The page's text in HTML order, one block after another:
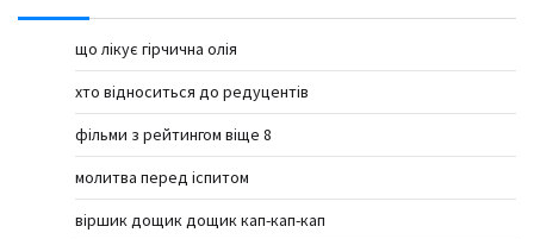
що лікує гірчична олія
хто відноситься до редуцентів
фільми з рейтингом віще 8
молитва перед іспитом
віршик дощик дощик кап-кап-кап